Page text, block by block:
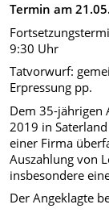
Termin am
9:30 Uhr
Tatvorwurf:
Erpressung pp.
Dem 35-jährigen
2019 in
einer Firma
Auszahlung von
insbesondere
Der Angeklagte